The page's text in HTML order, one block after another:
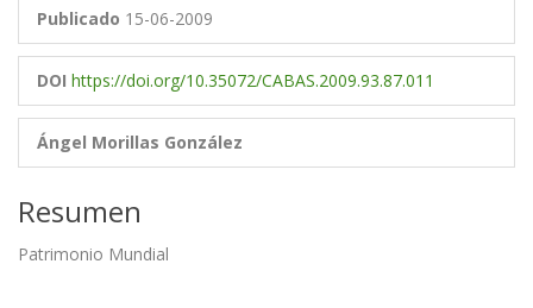
Publicado 15-06-2009
DOI https://doi.org/10.35072/CABAS.2009.93.87.011
Ángel Morillas González
Resumen
Patrimonio Mundial